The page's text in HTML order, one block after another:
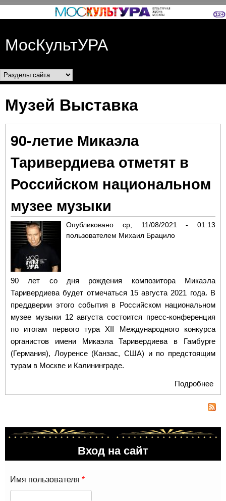
Перейти к основному
МосКультУРА
Разделы сайта
Музей Выставка
90-летие Микаэла
Таривердиева отметят в
Российском национальном
музее музыки
Опубликовано ср, 11/08/2021 - 01:13
пользователем Михаил Брацило
90 лет со дня рождения композитора Микаэла
Таривердиева будет отмечаться 15 августа 2021 года. В
преддверии этого события в Российском национальном
музее музыки 12 августа состоится пресс-конференция
по итогам первого тура ХII Международного конкурса
органистов имени Микаэла Таривердиева в Гамбурге
(Германия), Лоуренсе (Канзас, США) и по предстоящим
турам в Москве и Калининграде.
Подробнее
Вход на сайт
Имя пользователя *